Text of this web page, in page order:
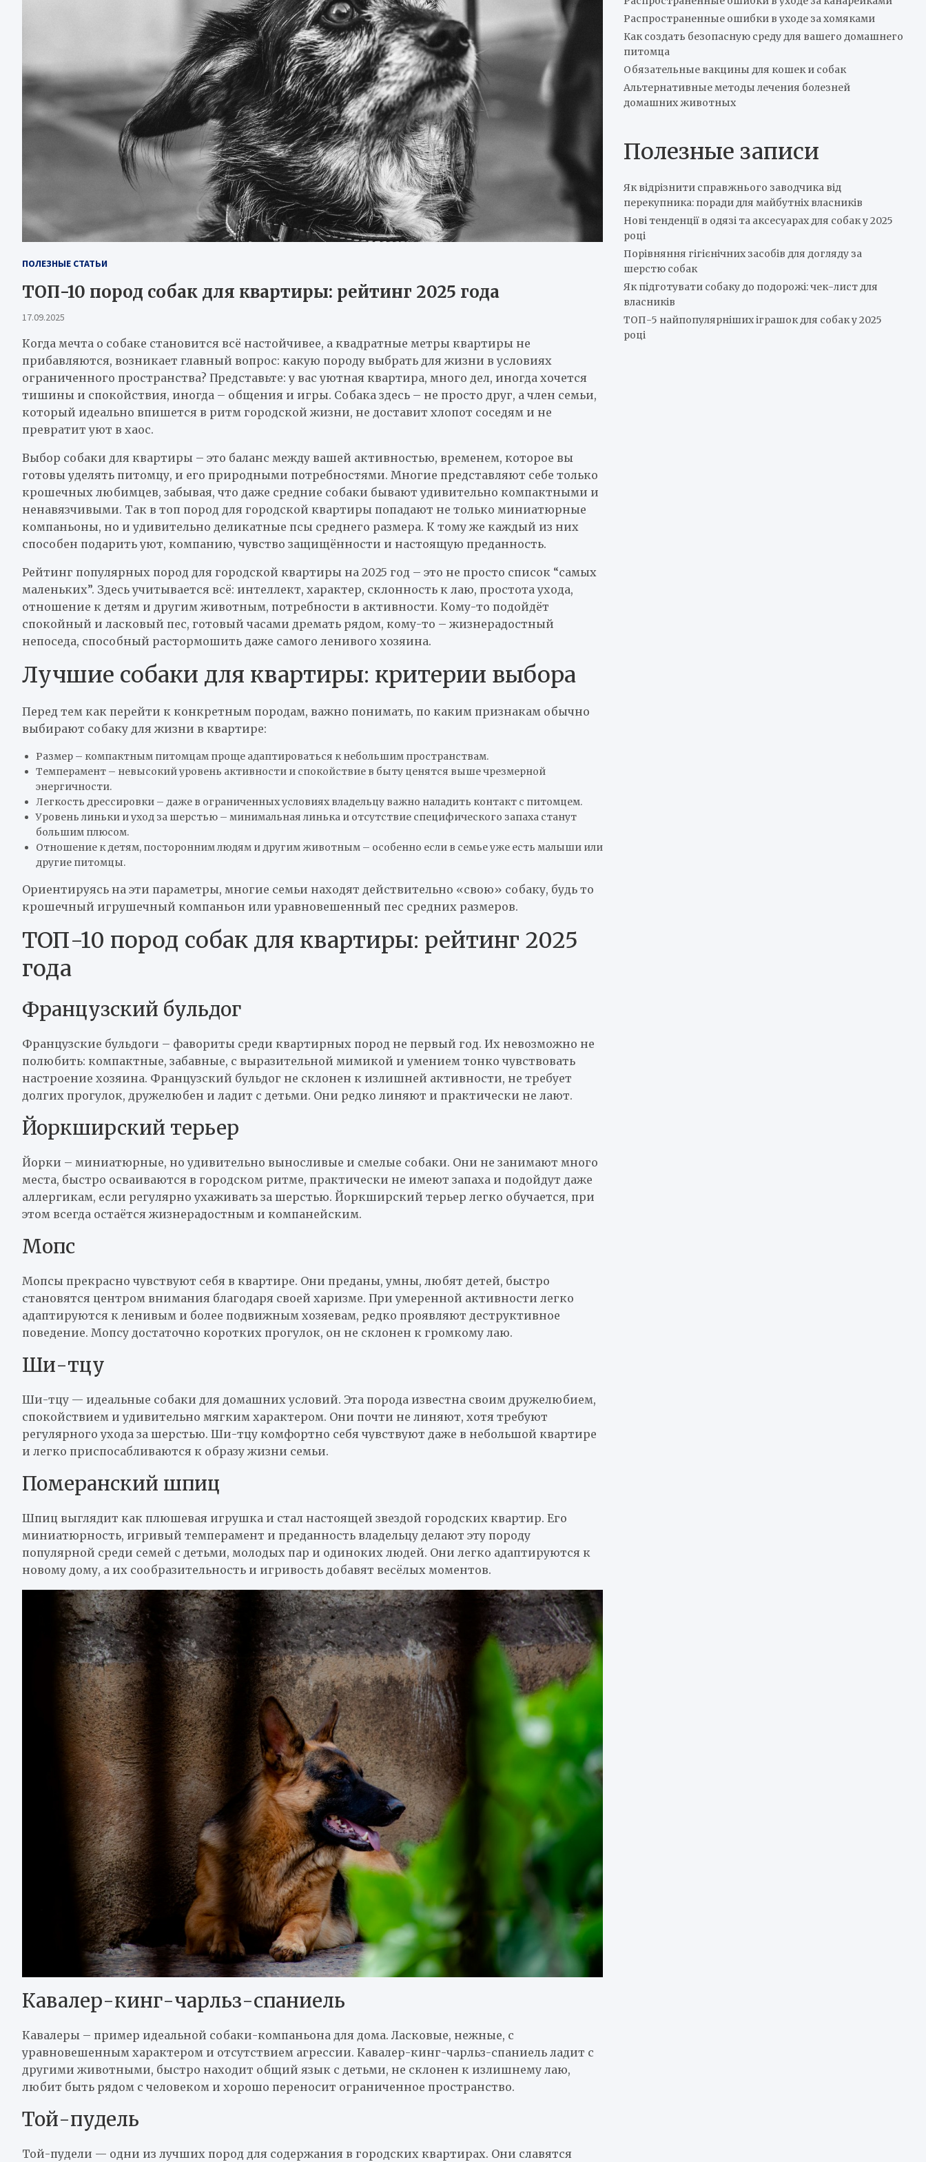
ПОЛЕЗНЫЕ СТАТЬИ
ТОП-10 пород собак для квартиры: рейтинг 2025 года
17.09.2025
Когда мечта о собаке становится всё настойчивее, а квадратные метры квартиры не
прибавляются, возникает главный вопрос: какую породу выбрать для жизни в условиях
ограниченного пространства? Представьте: у вас уютная квартира, много дел, иногда хочется
тишины и спокойствия, иногда – общения и игры. Собака здесь – не просто друг, а член семьи,
который идеально впишется в ритм городской жизни, не доставит хлопот соседям и не
превратит уют в хаос.
Выбор собаки для квартиры – это баланс между вашей активностью, временем, которое вы
готовы уделять питомцу, и его природными потребностями. Многие представляют себе только
крошечных любимцев, забывая, что даже средние собаки бывают удивительно компактными и
ненавязчивыми. Так в топ пород для городской квартиры попадают не только миниатюрные
компаньоны, но и удивительно деликатные псы среднего размера. К тому же каждый из них
способен подарить уют, компанию, чувство защищённости и настоящую преданность.
Рейтинг популярных пород для городской квартиры на 2025 год – это не просто список “самых
маленьких”. Здесь учитывается всё: интеллект, характер, склонность к лаю, простота ухода,
отношение к детям и другим животным, потребности в активности. Кому-то подойдёт
спокойный и ласковый пес, готовый часами дремать рядом, кому-то – жизнерадостный
непоседа, способный растормошить даже самого ленивого хозяина.
Лучшие собаки для квартиры: критерии выбора
Перед тем как перейти к конкретным породам, важно понимать, по каким признакам обычно
выбирают собаку для жизни в квартире:
Размер – компактным питомцам проще адаптироваться к небольшим пространствам.
Темперамент – невысокий уровень активности и спокойствие в быту ценятся выше чрезмерной
энергичности.
Легкость дрессировки – даже в ограниченных условиях владельцу важно наладить контакт с питомцем.
Уровень линьки и уход за шерстью – минимальная линька и отсутствие специфического запаха станут
большим плюсом.
Отношение к детям, посторонним людям и другим животным – особенно если в семье уже есть малыши или
другие питомцы.
Ориентируясь на эти параметры, многие семьи находят действительно «свою» собаку, будь то
крошечный игрушечный компаньон или уравновешенный пес средних размеров.
ТОП-10 пород собак для квартиры: рейтинг 2025
года
Французский бульдог
Французские бульдоги – фавориты среди квартирных пород не первый год. Их невозможно не
полюбить: компактные, забавные, с выразительной мимикой и умением тонко чувствовать
настроение хозяина. Французский бульдог не склонен к излишней активности, не требует
долгих прогулок, дружелюбен и ладит с детьми. Они редко линяют и практически не лают.
Йоркширский терьер
Йорки – миниатюрные, но удивительно выносливые и смелые собаки. Они не занимают много
места, быстро осваиваются в городском ритме, практически не имеют запаха и подойдут даже
аллергикам, если регулярно ухаживать за шерстью. Йоркширский терьер легко обучается, при
этом всегда остаётся жизнерадостным и компанейским.
Мопс
Мопсы прекрасно чувствуют себя в квартире. Они преданы, умны, любят детей, быстро
становятся центром внимания благодаря своей харизме. При умеренной активности легко
адаптируются к ленивым и более подвижным хозяевам, редко проявляют деструктивное
поведение. Мопсу достаточно коротких прогулок, он не склонен к громкому лаю.
Ши-тцу
Ши-тцу — идеальные собаки для домашних условий. Эта порода известна своим дружелюбием,
спокойствием и удивительно мягким характером. Они почти не линяют, хотя требуют
регулярного ухода за шерстью. Ши-тцу комфортно себя чувствуют даже в небольшой квартире
и легко приспосабливаются к образу жизни семьи.
Померанский шпиц
Шпиц выглядит как плюшевая игрушка и стал настоящей звездой городских квартир. Его
миниатюрность, игривый темперамент и преданность владельцу делают эту породу
популярной среди семей с детьми, молодых пар и одиноких людей. Они легко адаптируются к
новому дому, а их сообразительность и игривость добавят весёлых моментов.
Кавалер-кинг-чарльз-спаниель
Кавалеры – пример идеальной собаки-компаньона для дома. Ласковые, нежные, с
уравновешенным характером и отсутствием агрессии. Кавалер-кинг-чарльз-спаниель ладит с
другими животными, быстро находит общий язык с детьми, не склонен к излишнему лаю,
любит быть рядом с человеком и хорошо переносит ограниченное пространство.
Той-пудель
Той-пудели — одни из лучших пород для содержания в городских квартирах. Они славятся
Распространенные ошибки в уходе за хомяками
Как создать безопасную среду для вашего домашнего
питомца
Обязательные вакцины для кошек и собак
Альтернативные методы лечения болезней
домашних животных
Полезные записи
Як відрізнити справжнього заводчика від
перекупника: поради для майбутніх власників
Нові тенденції в одязі та аксесуарах для собак у 2025
році
Порівняння гігієнічних засобів для догляду за
шерстю собак
Як підготувати собаку до подорожі: чек-лист для
власників
ТОП-5 найпопулярніших іграшок для собак у 2025
році